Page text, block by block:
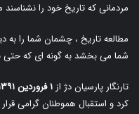
مردمانی که تاریخ خود را
مطالعه تاریخ ، چشمان شما را به
شما می بخشد به گونه ای که
تارنگار پارسیان دژ از ۱ فروردین ۱۳۹۱
کرد و استقبال هموطنان گرامی